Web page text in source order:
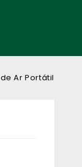
Ar Portátil